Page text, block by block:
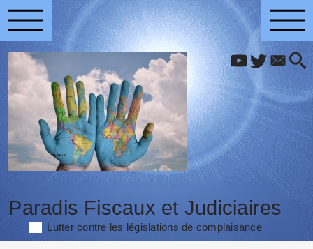
Paradis Fiscaux et Judiciaires
Lutter contre les législations de complaisance